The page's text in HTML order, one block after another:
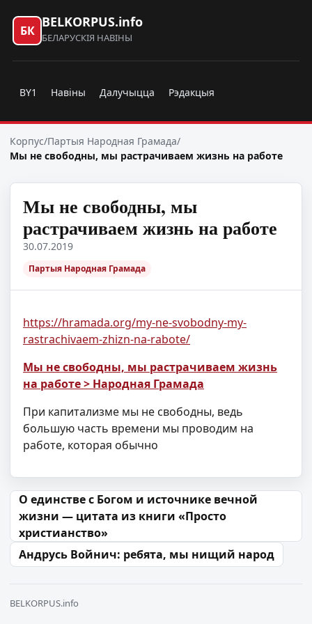
БК
BELKORPUS.info
БЕЛАРУСКІЯ НАВІНЫ
BY1 Навіны Далучыцца Рэдакцыя
Корпус/Партыя Народная Грамада/
Мы не свободны, мы растрачиваем жизнь на работе
Мы не свободны, мы
растрачиваем жизнь на работе
30.07.2019
Партыя Народная Грамада
https://hramada.org/my-ne-svobodny-my-
rastrachivaem-zhizn-na-rabote/
Мы не свободны, мы растрачиваем жизнь
на работе > Народная Грамада
При капитализме мы не свободны, ведь
большую часть времени мы проводим на
работе, которая обычно
Навігацыя па запісах
О единстве с Богом и источнике вечной
жизни — цитата из книги «Просто
христианство»
Андрусь Войнич: ребята, мы нищий народ
BELKORPUS.info